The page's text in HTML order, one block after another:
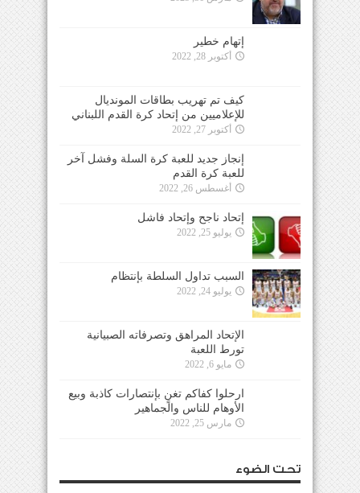
إتهام خطير
أكتوبر 28, 2022
كيف تم تهريب بطاقات المونديال
للإعلاميين من إتحاد كرة القدم اللبناني
أكتوبر 27, 2022
إنجاز جديد للعبة كرة السلة وفشل آخر
للعبة كرة القدم
أغسطس 26, 2022
إتحاد ناجح وإتحاد فاشل
يوليو 25, 2022
السبب تداول السلطة بإنتظام
يوليو 24, 2022
الإتحاد المراهق وتصرفاته الصبيانية
تورط اللعبة
مايو 6, 2022
ارحلوا كفاكم تغنٍ بإنتصارات كاذبة وبيع
الأوهام للناس والجماهير
مارس 25, 2022
تحت الضوء